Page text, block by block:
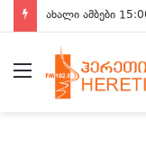
ახალი ამბები
მენიუ